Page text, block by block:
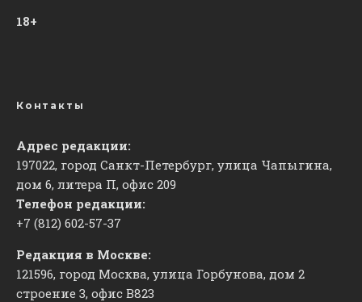
18+
Контакты
Адрес редакции:
197022, город Санкт-Петербург, улица Чапыгина,
дом 6, литера П, офис 209
Телефон редакции:
+7 (812) 602-57-37
Редакция в Москве:
121596, город Москва, улица Горбунова, дом 2
строение 3, офис ​В823